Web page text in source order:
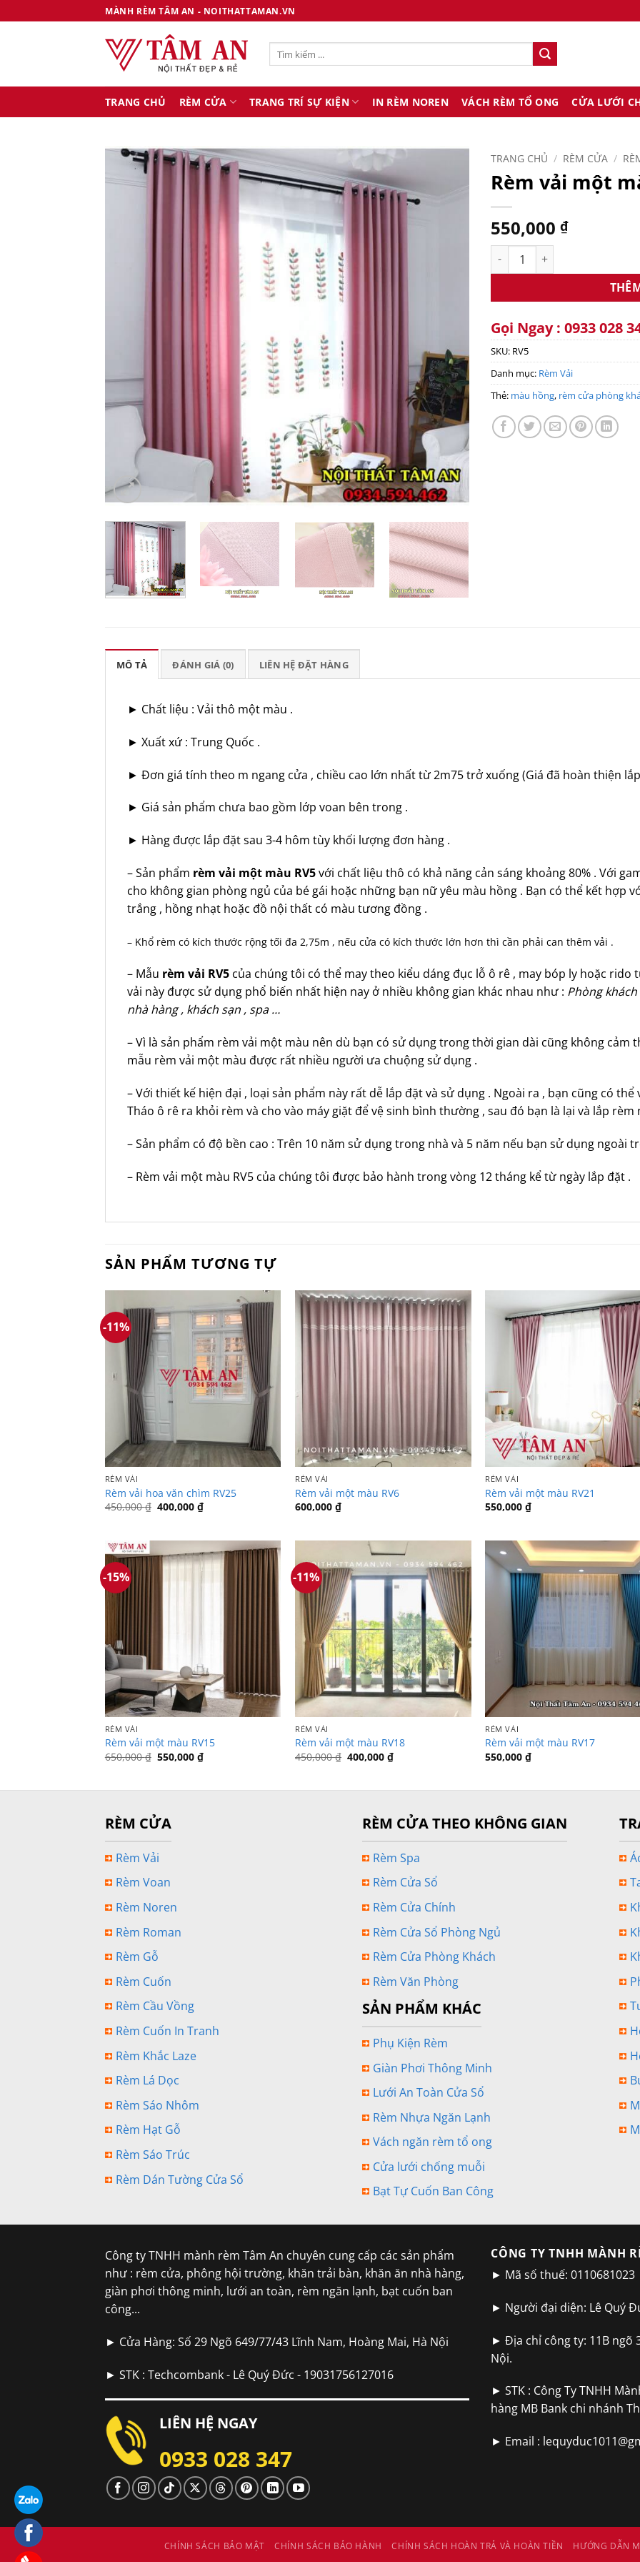
qua
MÀNH RÈM TÂM AN - NOITHATTAMAN.VN
Tìm
kiếm:
TRANG CHỦ RÈM CỬA TRANG TRÍ SỰ KIỆN IN RÈM NOREN VÁCH RÈM TỔ ONG CỬA LƯỚI
TRANG CHỦ / RÈM CỬA /
Rèm vải một
550,000 ₫
Rèm vải một màu RV5 số lượng
Gọi Ngay : 0933 028
SKU: RV5
Danh mục: Rèm Vải
Thẻ: màu hồng, rèm cửa phòng
MÔ TẢ ĐÁNH GIÁ (0) LIÊN HỆ ĐẶT HÀNG
► Chất liệu : Vải thô một màu .
► Xuất xứ : Trung Quốc .
► Đơn giá tính theo m ngang cửa , chiều cao lớn nhất từ 2m75 trở xuống (Giá đã hoàn thiện
► Giá sản phẩm chưa bao gồm lớp voan bên trong .
► Hàng được lắp đặt sau 3-4 hôm tùy khối lượng đơn hàng .
– Sản phẩm rèm vải một màu RV5với chất liệu thô có khả năng cản sáng khoảng 80% . Với
cho không gian phòng ngủ của bé gái hoặc những bạn nữ yêu màu hồng . Bạn có thể kết hợp
trắng , hồng nhạt hoặc đồ nội thất có màu tương đồng .
– Khổ rèm có kích thước rộng tối đa 2,75m , nếu cửa có kích thước lớn hơn thì cần phải can thêm vải .
– Mẫu rèm vải RV5 của chúng tôi có thể may theo kiểu dáng đục lỗ ô rê , may bóp ly hoặc rido
vải này được sử dụng phổ biến nhất hiện nay ở nhiều không gian khác nhau như : Phòng
nhà hàng , khách sạn , spa …
– Vì là sản phẩm rèm vải một màu nên dù bạn có sử dụng trong thời gian dài cũng không cảm
mẫu rèm vải một màu được rất nhiều người ưa chuộng sử dụng .
– Với thiết kế hiện đại , loại sản phẩm này rất dễ lắp đặt và sử dụng . Ngoài ra , bạn cũng có
Tháo ô rê ra khỏi rèm và cho vào máy giặt để vệ sinh bình thường , sau đó bạn là lại và lắp rèm
– Sản phẩm có độ bền cao : Trên 10 năm sử dụng trong nhà và 5 năm nếu bạn sử dụng ngoài
– Rèm vải một màu RV5 của chúng tôi được bảo hành trong vòng 12 tháng kể từ ngày lắp đặt .
SẢN PHẨM TƯƠNG TỰ
-11%
RÈM VẢI
Rèm vải hoa văn chìm RV25
450,000₫ Giá
400,000₫Giá
400,000 ₫.
RÈM VẢI
Rèm vải một màu RV6
600,000₫
RÈM VẢI
Rèm vải một màu RV21
550,000₫
-15%
RÈM VẢI
Rèm vải một màu RV15
650,000₫ Giá
550,000₫Giá
-11%
RÈM VẢI
Rèm vải một màu RV18
450,000₫ Giá
400,000₫Giá
RÈM VẢI
Rèm vải một màu RV17
550,000₫
RÈM CỬA
Rèm Vải
Rèm Voan
Rèm Noren
Rèm Roman
Rèm Gỗ
Rèm Cuốn
Rèm Cầu Vồng
Rèm Cuốn In Tranh
Rèm Khắc Laze
Rèm Lá Dọc
Rèm Sáo Nhôm
Rèm Hạt Gỗ
Rèm Sáo Trúc
Rèm Dán Tường Cửa Sổ
RÈM CỬA THEO KHÔNG GIAN
Rèm Spa
Rèm Cửa Sổ
Rèm Cửa Chính
Rèm Cửa Sổ Phòng Ngủ
Rèm Cửa Phòng Khách
Rèm Văn Phòng
SẢN PHẨM KHÁC
Phụ Kiện Rèm
Giàn Phơi Thông Minh
Lưới An Toàn Cửa Sổ
Rèm Nhựa Ngăn Lạnh
Vách ngăn rèm tổ ong
Cửa lưới chống muỗi
Bạt Tự Cuốn Ban Công
Công ty TNHH mành rèm Tâm An chuyên cung cấp các sản phẩm
như : rèm cửa, phông hội trường, khăn trải bàn, khăn ăn nhà hàng,
giàn phơi thông minh, lưới an toàn, rèm ngăn lạnh, bạt cuốn ban
công...
► Cửa Hàng: Số 29 Ngõ 649/77/43 Lĩnh Nam, Hoàng Mai, Hà Nội
► STK : Techcombank - Lê Quý Đức - 19031756127016
LIÊN HỆ NGAY
0933 028 347
CÔNG TY TNHH MÀNH
► Mã số thuế: 0110681023
► Người đại diện: Lê Quý
► Địa chỉ công ty: 11B ngõ
Nội.
► STK : Công Ty TNHH
hàng MB Bank chi nhánh
► Email :
CHÍNH SÁCH BẢO MẬT CHÍNH SÁCH BẢO HÀNH CHÍNH SÁCH HOÀN TRẢ VÀ HOÀN TIỀN HƯỚNG DẪN